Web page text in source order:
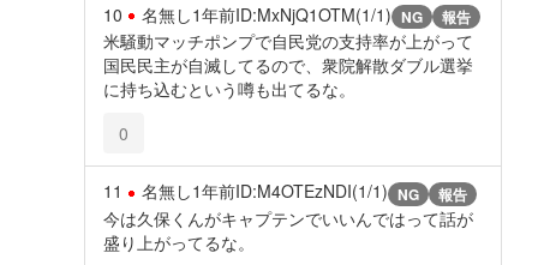
10 名無し1年前ID:MxNjQ1OTM(1/1) NG 報告
米騒動マッチポンプで自民党の支持率が上がって
国民民主が自滅してるので、衆院解散ダブル選挙
に持ち込むという噂も出てるな。
0
11 名無し1年前ID:M4OTEzNDI(1/1) NG 報告
今は久保くんがキャプテンでいいんではって話が
盛り上がってるな。